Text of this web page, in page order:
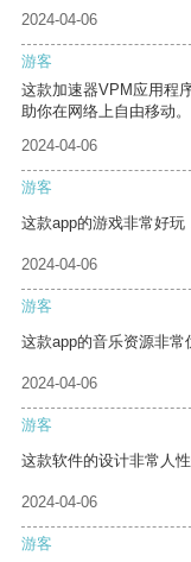
2024-04-06
游客
这款加速器VPM应用程
助你在网络上自由移动。
2024-04-06
游客
这款app的游戏非常好玩
2024-04-06
游客
这款app的音乐资源非常
2024-04-06
游客
这款软件的设计非常人
2024-04-06
游客